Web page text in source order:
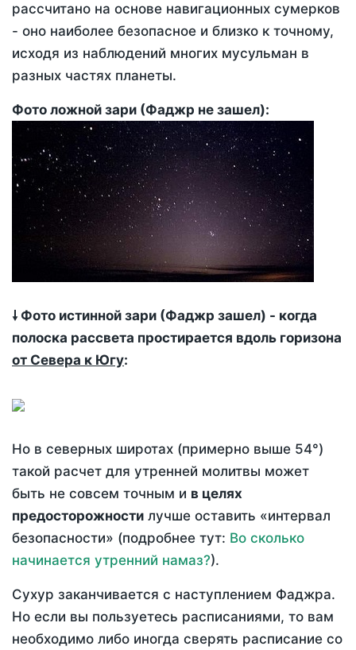
рассчитано на основе навигационных сумерков
- оно наиболее безопасное и близко к точному,
исходя из наблюдений многих мусульман в
разных частях планеты.
Фото ложной зари (Фаджр не зашел):
🠗 Фото истинной зари (Фаджр зашел) - когда
полоска рассвета простирается вдоль горизона
от Севера к Югу:
Но в северных широтах (примерно выше 54°)
такой расчет для утренней молитвы может
быть не совсем точным и в целях
предосторожности лучше оставить «интервал
безопасности» (подробнее тут: Во сколько
начинается утренний намаз?).
Сухур заканчивается с наступлением Фаджра.
Но если вы пользуетесь расписаниями, то вам
необходимо либо иногда сверять расписание со